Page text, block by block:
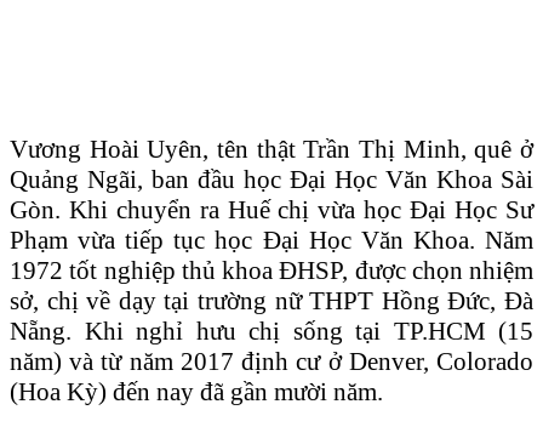
Vương Hoài Uyên, tên thật Trần Thị Minh, quê ở
Quảng Ngãi, ban đầu học Đại Học Văn Khoa Sài
Gòn. Khi chuyển ra Huế chị vừa học Đại Học Sư
Phạm vừa tiếp tục học Đại Học Văn Khoa. Năm
1972 tốt nghiệp thủ khoa ĐHSP, được chọn nhiệm
sở, chị về dạy tại trường nữ THPT Hồng Đức, Đà
Nẵng. Khi nghỉ hưu chị sống tại TP.HCM (15
năm) và từ năm 2017 định cư ở Denver, Colorado
(Hoa Kỳ) đến nay đã gần mười năm.